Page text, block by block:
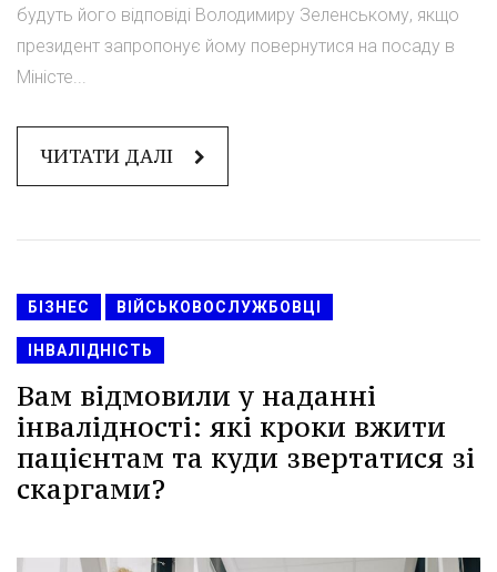
будуть його відповіді Володимиру Зеленському, якщо
президент запропонує йому повернутися на посаду в
Міністе...
ЧИТАТИ ДАЛІ
БІЗНЕС ВІЙСЬКОВОСЛУЖБОВЦІ
ІНВАЛІДНІСТЬ
Вам відмовили у наданні
інвалідності: які кроки вжити
пацієнтам та куди звертатися зі
скаргами?